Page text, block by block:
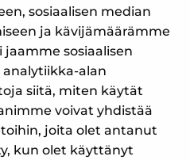
sosiaalisen median
ja kävijämäärämme
jaamme sosiaalisen
alan
siitä, miten käytät
voivat yhdistää
joita olet antanut
kun olet käyttänyt